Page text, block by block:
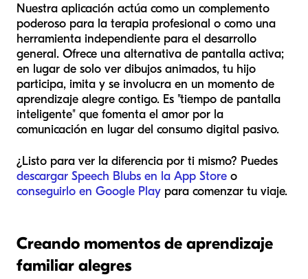
Nuestra aplicación actúa como un complemento
poderoso para la terapia profesional o como una
herramienta independiente para el desarrollo
general. Ofrece una alternativa de pantalla activa;
en lugar de solo ver dibujos animados, tu hijo
participa, imita y se involucra en un momento de
aprendizaje alegre contigo. Es "tiempo de pantalla
inteligente" que fomenta el amor por la
comunicación en lugar del consumo digital pasivo.
¿Listo para ver la diferencia por ti mismo? Puedes
descargar Speech Blubs en la App Store o
conseguirlo en Google Play para comenzar tu viaje.
Creando momentos de aprendizaje
familiar alegres